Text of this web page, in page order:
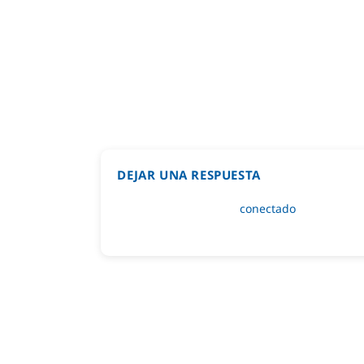
DEJAR UNA RESPUESTA
Lo siento, debes estarconectado